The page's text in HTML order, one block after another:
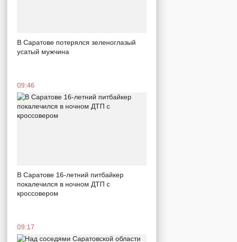
В Саратове потерялся зеленоглазый
усатый мужчина
09:46
В Саратове 16-летний питбайкер
покалечился в ночном ДТП с
кроссовером
09:17